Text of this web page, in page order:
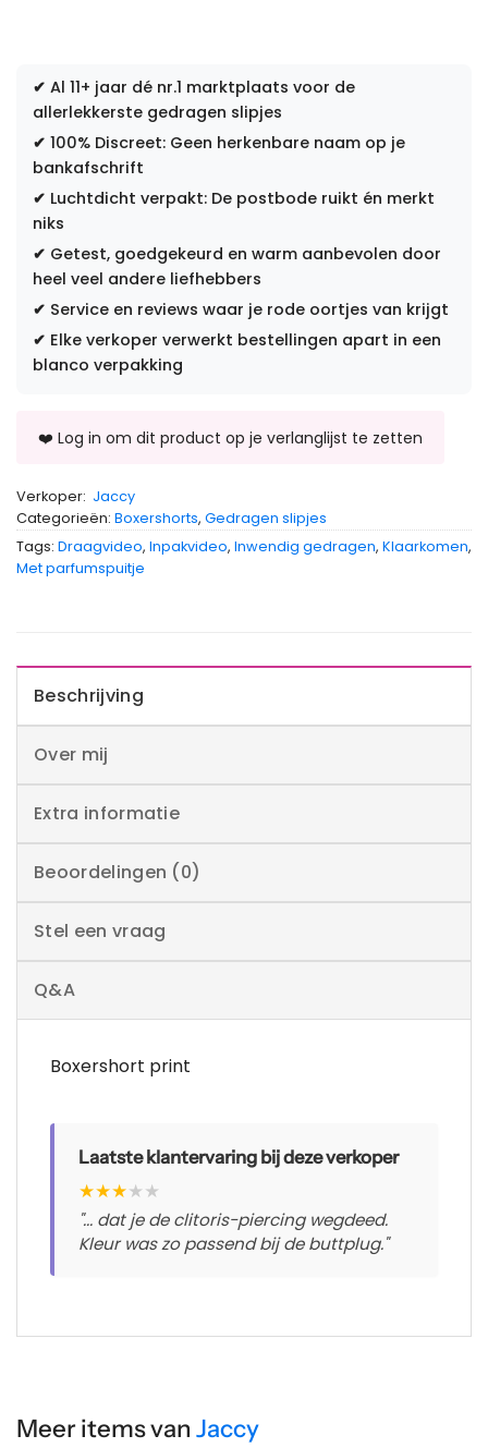
✔ Al 11+ jaar dé nr.1 marktplaats voor de
allerlekkerste gedragen slipjes
✔ 100% Discreet: Geen herkenbare naam op je
bankafschrift
✔ Luchtdicht verpakt: De postbode ruikt én merkt
niks
✔ Getest, goedgekeurd en warm aanbevolen door
heel veel andere liefhebbers
✔ Service en reviews waar je rode oortjes van krijgt
✔ Elke verkoper verwerkt bestellingen apart in een
blanco verpakking
Verkoper: Jaccy
Categorieën: Boxershorts, Gedragen slipjes
Tags: Draagvideo, Inpakvideo, Inwendig gedragen, Klaarkomen,
Met parfumspuitje
Beschrijving
Over mij
Extra informatie
Beoordelingen (0)
Stel een vraag
Q&A
Boxershort print
Laatste klantervaring bij deze verkoper
★★★★★
"... dat je de clitoris-piercing wegdeed.
Kleur was zo passend bij de buttplug."
Meer items van Jaccy